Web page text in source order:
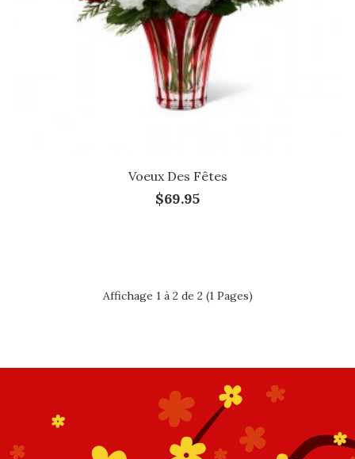
Voeux Des Fêtes
$69.95
Affichage 1 à 2 de 2 (1 Pages)